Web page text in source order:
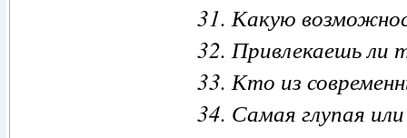
31. Какую
32. Привлекаешь ли
33. Кто из
34. Самая глупая